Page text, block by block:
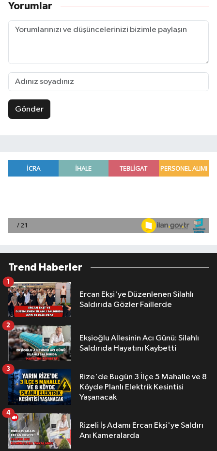
Yorumlar
Gönder
Trend Haberler
Ercan Ekşi'ye Düzenlenen Silahlı
Saldırıda Gözler Faillerde
1
Ekşioğlu Aİlesinin Acı Günü: Silahlı
Saldırıda Hayatını Kaybetti
2
Rize'de Bugün 3 İlçe 5 Mahalle ve 8
Köyde Planlı Elektrik Kesintisi
Yaşanacak
3
Rizeli İş Adamı Ercan Ekşi'ye Saldırı
Anı Kameralarda
4